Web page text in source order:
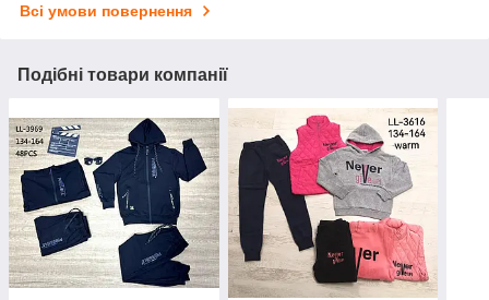
Всі умови повернення
Подібні товари компанії